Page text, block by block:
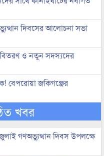
দিবসের আলোচনা সভা
বিতরণ ও নতুন সদস্যদের
বেপরোয়া জকিগঞ্জের
খবর
গণঅভ্যুত্থান দিবস উপলক্ষে